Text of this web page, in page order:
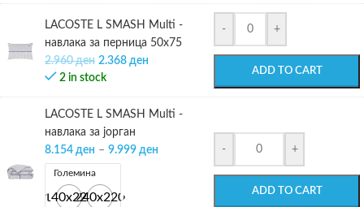
LACOSTE L SMASH Multi -
навлака за перница 50х75
2.960ден 2.368 ден
2 in stock
- +
ADD TO CART
LACOSTE L SMASH Multi -
навлака за јорган
8.154 ден – 9.999 ден
Големина
140x220240х220
- +
ADD TO CART